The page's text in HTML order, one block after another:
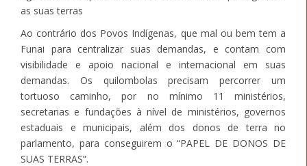
as suas terras
Ao contrário dos Povos Indígenas, que mal ou bem tem a
Funai para centralizar suas demandas, e contam com
visibilidade e apoio nacional e internacional em suas
demandas. Os quilombolas precisam percorrer um
tortuoso caminho, por no mínimo 11 ministérios,
secretarias e fundações à nível de ministérios, governos
estaduais e municipais, além dos donos de terra no
parlamento, para conseguirem o “PAPEL DE DONOS DE
SUAS TERRAS”.